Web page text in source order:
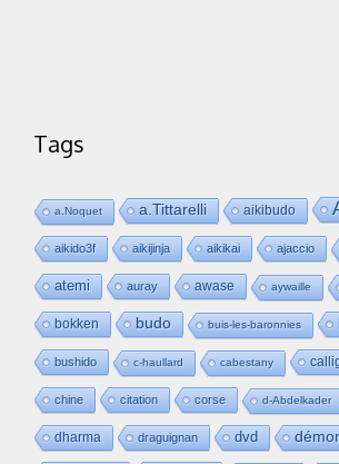
Tags
a.Noquet a.Tittarelli aikibudo
aikido3f aikijinja aikikai ajaccio
atemi auray awase aywaille
bokken budo buis-les-baronnies
bushido c-haullard cabestany
chine citation corse d-Abdelkader
dharma draguignan dvd